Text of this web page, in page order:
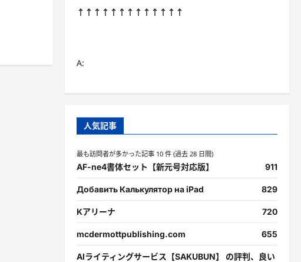
↑↑↑↑↑↑↑↑↑↑↑↑↑
A:
人気記事
最も訪問者が多かった記事 10 件 (過去 28 日間)
AF-ne4書体セット【新元号対応版】 911
Добавить Калькулятор на iPad 829
Kアリーナ 720
mcdermottpublishing.com 655
AIライティングサービス【SAKUBUN】 の評判、良い